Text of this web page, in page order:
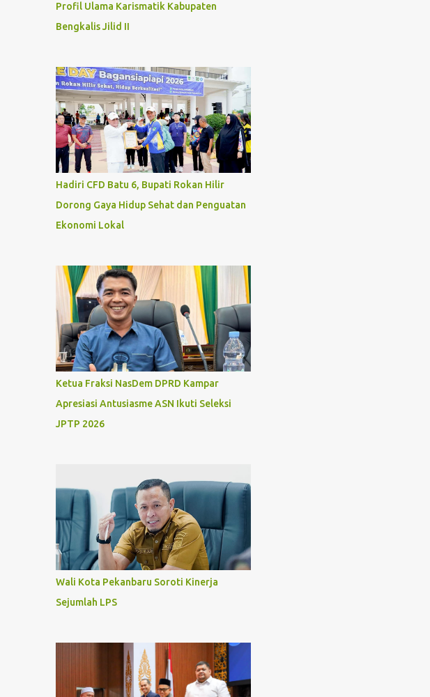
Profil Ulama Karismatik Kabupaten
Bengkalis Jilid II
Hadiri CFD Batu 6, Bupati Rokan Hilir
Dorong Gaya Hidup Sehat dan Penguatan
Ekonomi Lokal
Ketua Fraksi NasDem DPRD Kampar
Apresiasi Antusiasme ASN Ikuti Seleksi
JPTP 2026
Wali Kota Pekanbaru Soroti Kinerja
Sejumlah LPS